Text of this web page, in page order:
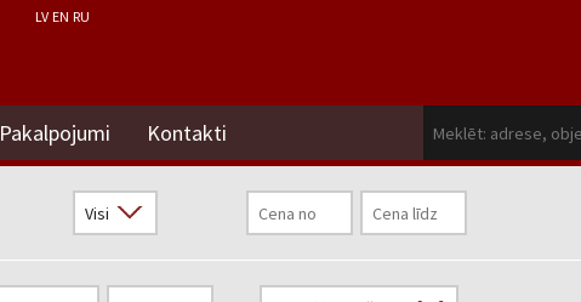
LV EN RU
Pakalpojumi Kontakti